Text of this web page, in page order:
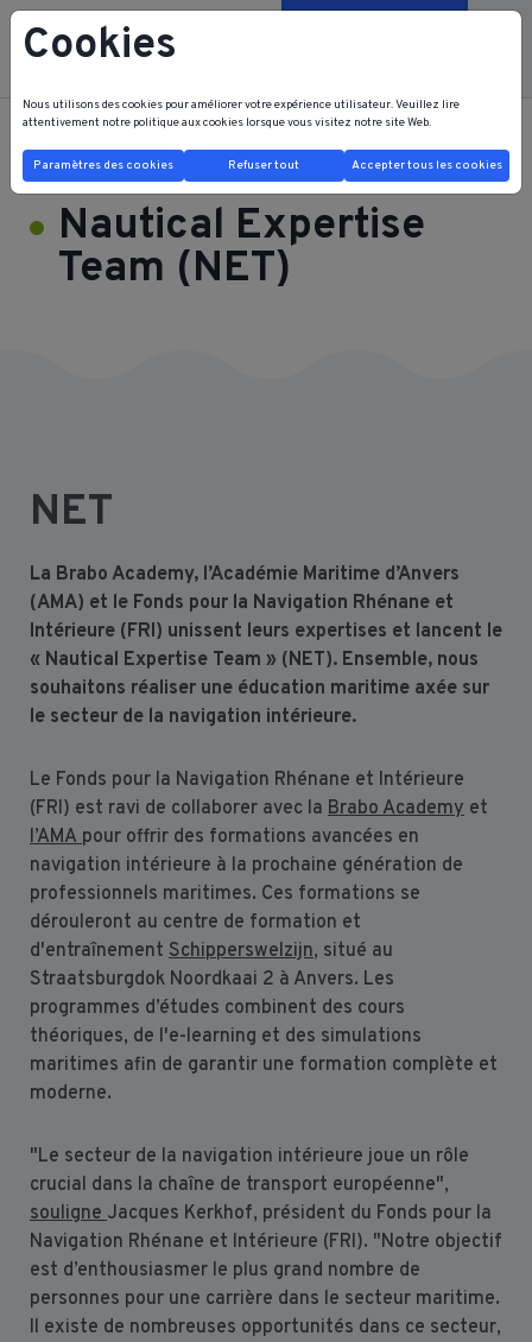
FRB FRI HOME FORMATIONS Nautical Expertise Team (NET)
Nautical Expertise
Team (NET)
NET
La Brabo Academy, l’Académie Maritime d’Anvers
(AMA) et le Fonds pour la Navigation Rhénane et
Intérieure (FRI) unissent leurs expertises et lancent le
« Nautical Expertise Team » (NET). Ensemble, nous
souhaitons réaliser une éducation maritime axée sur
le secteur de la navigation intérieure.
Le Fonds pour la Navigation Rhénane et Intérieure
(FRI) est ravi de collaborer avec la Brabo Academy et
l’AMA pour offrir des formations avancées en
navigation intérieure à la prochaine génération de
professionnels maritimes. Ces formations se
dérouleront au centre de formation et
d'entraînement Schipperswelzijn, situé au
Straatsburgdok Noordkaai 2 à Anvers. Les
programmes d’études combinent des cours
théoriques, de l'e-learning et des simulations
maritimes afin de garantir une formation complète et
moderne.
"Le secteur de la navigation intérieure joue un rôle
crucial dans la chaîne de transport européenne",
souligne Jacques Kerkhof, président du Fonds pour la
Navigation Rhénane et Intérieure (FRI). "Notre objectif
est d’enthousiasmer le plus grand nombre de
personnes pour une carrière dans le secteur maritime.
Il existe de nombreuses opportunités dans ce secteur,
Cookies
Nous utilisons des cookies pour améliorer votre expérience utilisateur. Veuillez lire
attentivement notre politique aux cookies lorsque vous visitez notre site Web.
Paramètres des cookies Refuser tout Accepter tous les cookies